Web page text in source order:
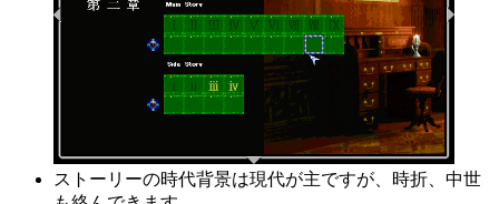
ストーリーの時代背景は現代が主ですが、時折、中世